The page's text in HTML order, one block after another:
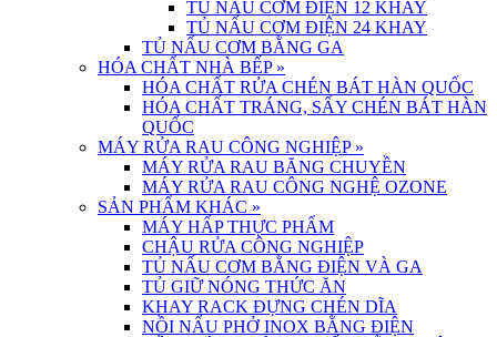
TỦ NẤU CƠM ĐIỆN 12 KHAY
TỦ NẤU CƠM ĐIỆN 24 KHAY
TỦ NẤU CƠM BẰNG GA
HÓA CHẤT NHÀ BẾP »
HÓA CHẤT RỬA CHÉN BÁT HÀN QUỐC
HÓA CHẤT TRÁNG, SẤY CHÉN BÁT HÀN
QUỐC
MÁY RỬA RAU CÔNG NGHIỆP »
MÁY RỬA RAU BĂNG CHUYỀN
MÁY RỬA RAU CÔNG NGHỆ OZONE
SẢN PHẨM KHÁC »
MÁY HẤP THỰC PHẨM
CHẬU RỬA CÔNG NGHIỆP
TỦ NẤU CƠM BẰNG ĐIỆN VÀ GA
TỦ GIỮ NÓNG THỨC ĂN
KHAY RACK ĐỰNG CHÉN DĨA
NỒI NẤU PHỞ INOX BẰNG ĐIỆN